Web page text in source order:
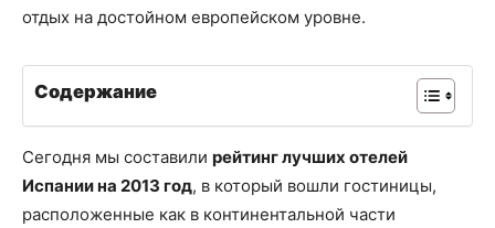
отдых на достойном европейском уровне.
Содержание
Сегодня мы составили рейтинг лучших отелей
Испании на 2013 год, в который вошли гостиницы,
расположенные как в континентальной части